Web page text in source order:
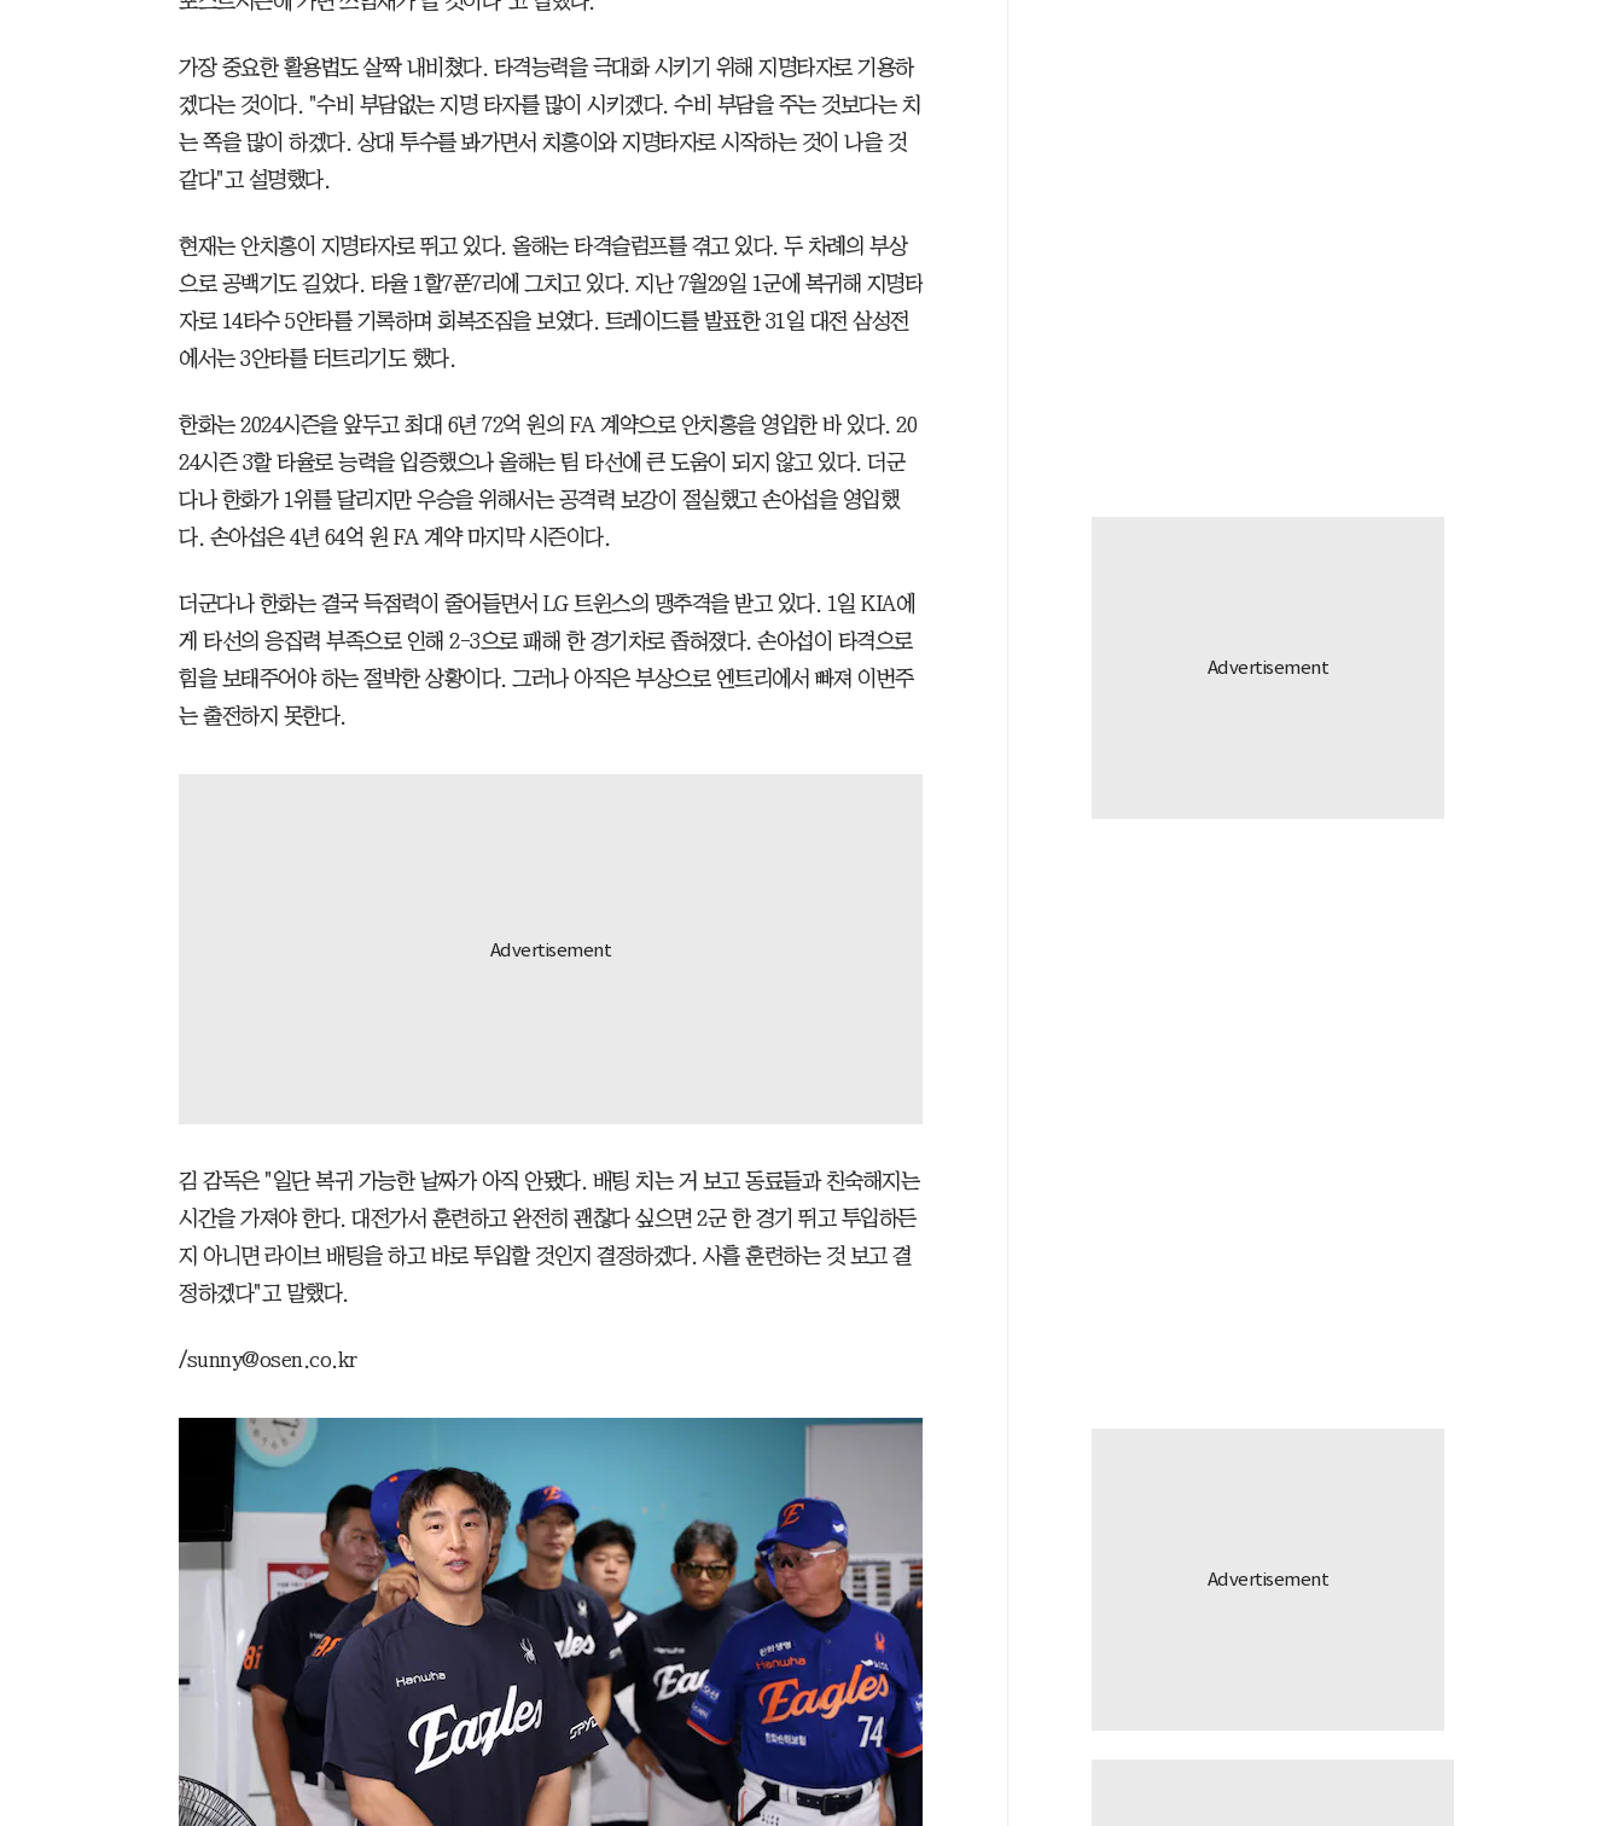
가장 중요한 활용법도 살짝 내비쳤다. 타격능력을 극대화 시키기 위해 지명타자로 기용하
겠다는 것이다. "수비 부담없는 지명 타자를 많이 시키겠다. 수비 부담을 주는 것보다는 치
는 쪽을 많이 하겠다. 상대 투수를 봐가면서 치홍이와 지명타자로 시작하는 것이 나을 것
같다"고 설명했다.
현재는 안치홍이 지명타자로 뛰고 있다. 올해는 타격슬럼프를 겪고 있다. 두 차례의 부상
으로 공백기도 길었다. 타율 1할7푼7리에 그치고 있다. 지난 7월29일 1군에 복귀해 지명타
자로 14타수 5안타를 기록하며 회복조짐을 보였다. 트레이드를 발표한 31일 대전 삼성전
에서는 3안타를 터트리기도 했다.
한화는 2024시즌을 앞두고 최대 6년 72억 원의 FA 계약으로 안치홍을 영입한 바 있다. 20
24시즌 3할 타율로 능력을 입증했으나 올해는 팀 타선에 큰 도움이 되지 않고 있다. 더군
다나 한화가 1위를 달리지만 우승을 위해서는 공격력 보강이 절실했고 손아섭을 영입했
다. 손아섭은 4년 64억 원 FA 계약 마지막 시즌이다.
더군다나 한화는 결국 득점력이 줄어들면서 LG 트윈스의 맹추격을 받고 있다. 1일 KIA에
게 타선의 응집력 부족으로 인해 2-3으로 패해 한 경기차로 좁혀졌다. 손아섭이 타격으로
힘을 보태주어야 하는 절박한 상황이다. 그러나 아직은 부상으로 엔트리에서 빠져 이번주
는 출전하지 못한다.
김 감독은 "일단 복귀 가능한 날짜가 아직 안됐다. 배팅 치는 거 보고 동료들과 친숙해지는
시간을 가져야 한다. 대전가서 훈련하고 완전히 괜찮다 싶으면 2군 한 경기 뛰고 투입하든
지 아니면 라이브 배팅을 하고 바로 투입할 것인지 결정하겠다. 사흘 훈련하는 것 보고 결
정하겠다"고 말했다.
/sunny@osen.co.kr